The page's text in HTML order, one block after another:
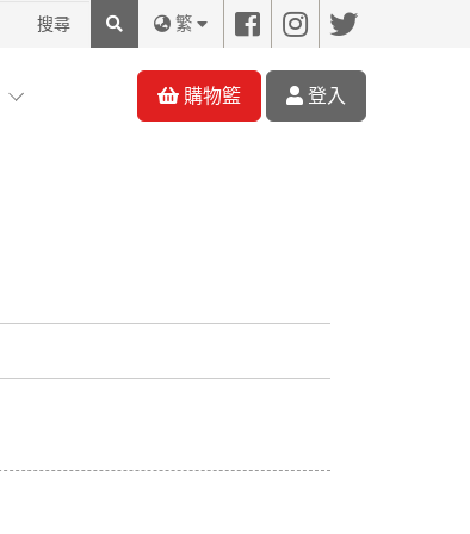
尋
繁
購物籃 登入